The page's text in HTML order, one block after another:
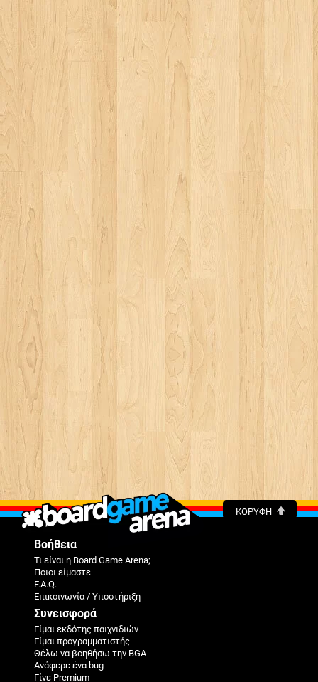
ΚΟΡΥΦΉ
Βοήθεια
Τι είναι η Board Game Arena;
Ποιοι είμαστε
F.A.Q.
Επικοινωνία / Υποστήριξη
Συνεισφορά
Είμαι εκδότης παιχνιδιών
Είμαι προγραμματιστής
Θέλω να βοηθήσω την BGA
Ανάφερε ένα bug
Γίνε Premium